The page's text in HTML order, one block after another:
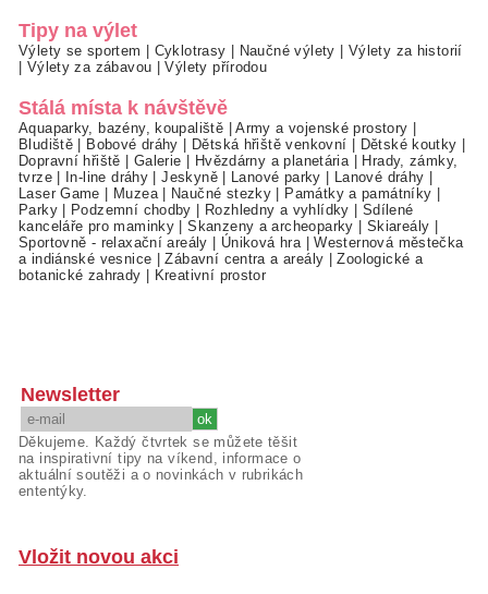
Tipy na výlet
Výlety se sportem Cyklotrasy Naučné výlety
Výlety za historií
Výlety za zábavou |Výlety přírodou
Stálá místa k návštěvě
Aquaparky, bazény, koupaliště |Army a vojenské prostory
Bludiště
Bobové dráhy Dětská hřiště venkovní Dětské koutky
Dopravní hřiště
Galerie Hvězdárny a planetária|
Hrady, zámky,
tvrze| In-line dráhy |Jeskyně| Lanové parky Lanové dráhy
Laser Game
Muzea| Naučné stezky Památky a památníky
Parky| Podzemní chodby Rozhledny a vyhlídky
Sdílené
kanceláře pro maminky |Skanzeny a archeoparky Skiareály
Sportovně - relaxační areály
Úniková hra|Westernová městečka
a indiánské vesnice |Zábavní centra a areály |Zoologické a
botanické zahrady
Kreativní prostor
Newsletter
Děkujeme. Každý čtvrtek se můžete těšit
na inspirativní tipy na víkend, informace o
aktuální soutěži a o novinkách v rubrikách
ententýky.
Vložit novou akci